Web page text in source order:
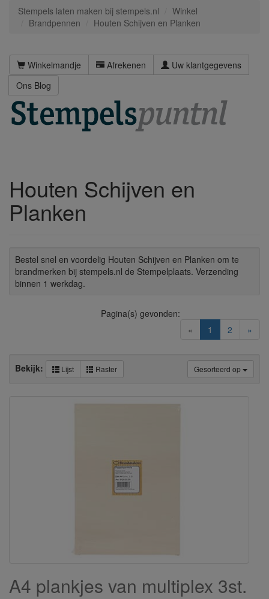
Stempels laten maken bij stempels.nl
Winkel
Brandpennen
Houten Schijven en Planken
Winkelmandje Afrekenen
Uw klantgegevens
Ons Blog
Houten Schijven en
Planken
Bestel snel en voordelig Houten Schijven en Planken om te
brandmerken bij stempels.nl de Stempelplaats. Verzending
binnen 1 werkdag.
« 1 (current)
2 »
Pagina(s) gevonden:
Gesorteerd op
Bekijk: Lijst Raster
A4 plankjes van multiplex 3st.